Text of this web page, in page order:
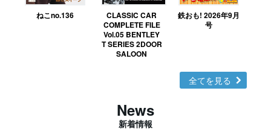
ねこno.136
CLASSIC CAR
COMPLETE FILE
Vol.05 BENTLEY
T SERIES 2DOOR
SALOON
鉄おも! 2026年9月
号
全てを見る
News
新着情報